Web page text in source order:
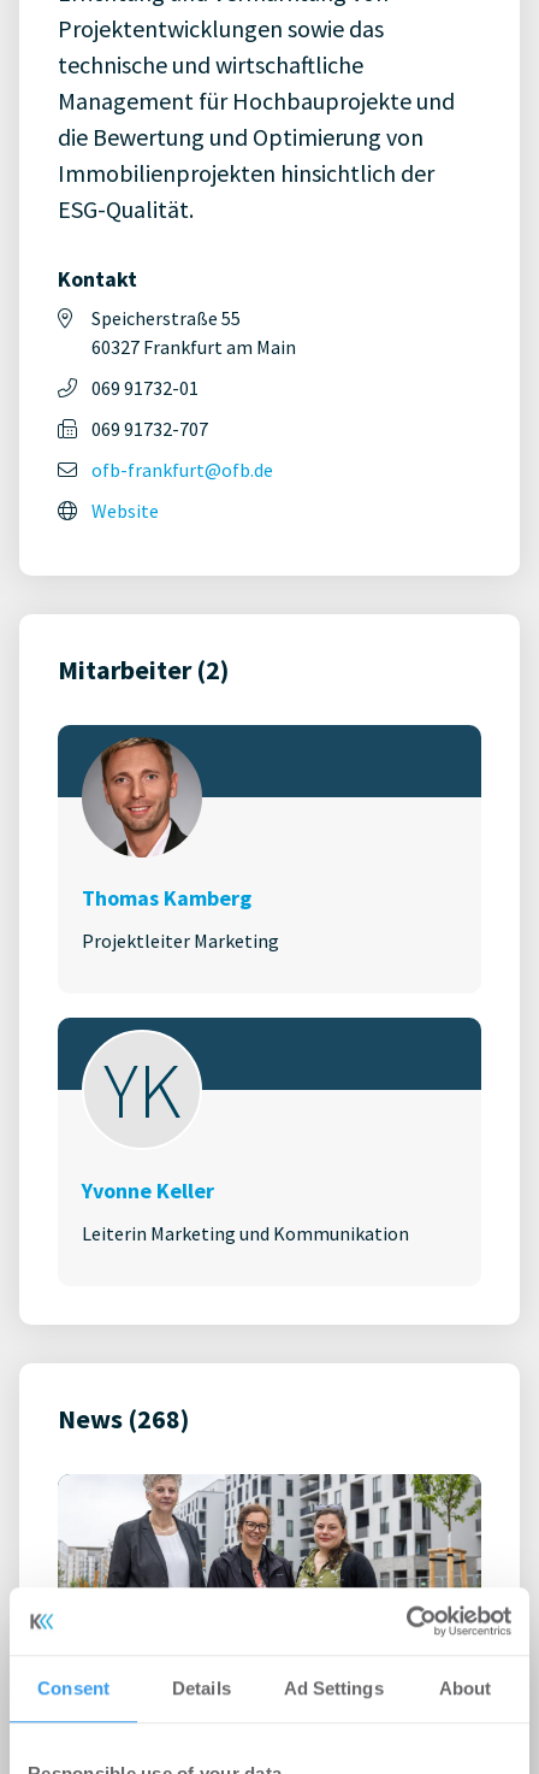
Consent Details Ad Settings About
Projektentwicklungen sowie das
technische und wirtschaftliche
Management für Hochbauprojekte und
die Bewertung und Optimierung von
Immobilienprojekten hinsichtlich der
ESG-Qualität.
Kontakt
Speicherstraße 55
60327 Frankfurt am Main
069 91732-01
069 91732-707
ofb-frankfurt@ofb.de
Website
Mitarbeiter (2)
Thomas Kamberg
Projektleiter Marketing
YK
Yvonne Keller
Leiterin Marketing und Kommunikation
News (268)
Quartier „Friedenauer Höhe“ in Berlin: